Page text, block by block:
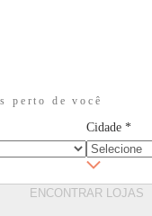
perto de você
Cidade *
ENCONTRAR LOJAS